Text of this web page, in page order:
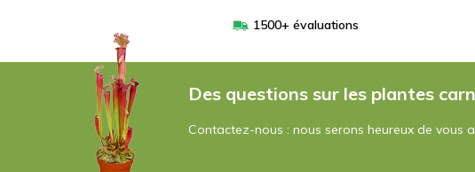
1500+ évaluations
Des questions sur les plantes
Contactez-nous : nous serons heureux de vous